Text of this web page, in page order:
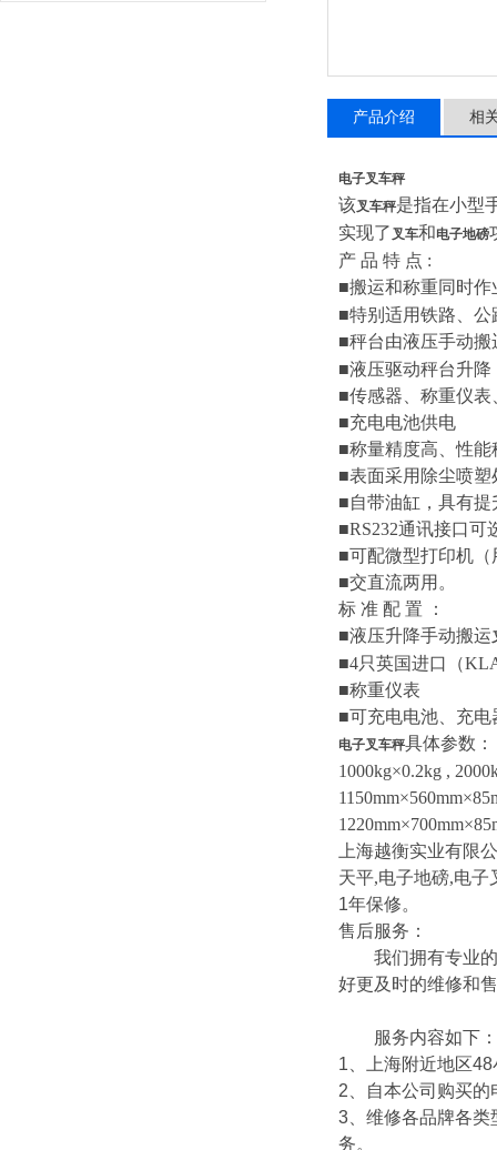
产品介绍 相
电子叉车秤
该叉车秤是指在小型
实现了 叉车和电子地磅
产 品 特 点 :
■搬运和称重同时作
■特别适用铁路、
■秤台由液压手动搬
■液压驱动秤台升
■传感器、称重仪
■充电电池供电
■称量精度高、性能
■表面采用除尘喷
■自带油缸，具有
■RS232通讯接口可
■可配微型打印机（
■交直流两用。
标 准 配 置
：
■液压升降手动搬运
■4只英国进口
（
■称重仪表
■可充电电池、充电
电子叉车秤具体参数：
1000kg×0.2kg ,
1150mm×56
上海越衡实业有限
天平,电子地磅,电子
1年保修。
售后服务：
我们拥有专业的
好更及时的维修和
服务内容如下：
1 、上海附近地区48
2 、自本公司购买
3 、维修各品牌各
务。